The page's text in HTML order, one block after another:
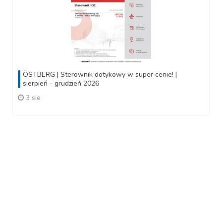
ÖSTBERG | Sterownik dotykowy w super cenie! |
sierpień - grudzień 2026
3 sie